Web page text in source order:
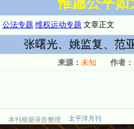
公法专题 维权运动专题 文章正文
张曙光、姚监复、范
来源： 未知 作者：
本刊根据录音整理 太平洋月刊